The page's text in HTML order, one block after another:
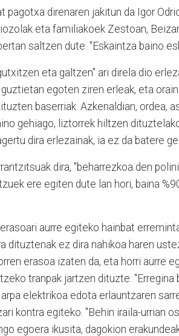
pagotxa direnaren jakitun da Igor
eta familiakoek Zestoan,
saltzen dute. "Eskaintza baino
eta galtzen" ari direla dio
guztietan egoten ziren erleak, eta
baserriak. Azkenaldian, ordea,
gehiago, liztorrek hiltzen
dira erlezainak, ia ez da batere
dira, "beharrezkoa den
ere egiten dute lan hori, baina
aurre egiteko hainbat
dituztenak ez dira nahikoa haren
erasoa izaten da, eta horri aurre
tranpak jartzen dituzte: "Erregina
elektrikoa edota erlauntzaren
kontra egiteko. "Behin iraila-urrian
egoera ikusita, dagokion